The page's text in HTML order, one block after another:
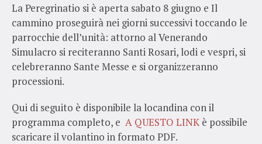
La Peregrinatio si è aperta sabato 8 giugno e Il
cammino proseguirà nei giorni successivi toccando le
parrocchie dell’unità: attorno al Venerando
Simulacro si reciteranno Santi Rosari, lodi e vespri, si
celebreranno Sante Messe e si organizzeranno
processioni.
Qui di seguito è disponibile la locandina con il
programma completo, e A QUESTO LINK è possibile
scaricare il volantino in formato PDF.